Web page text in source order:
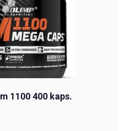
1100 400 kaps.